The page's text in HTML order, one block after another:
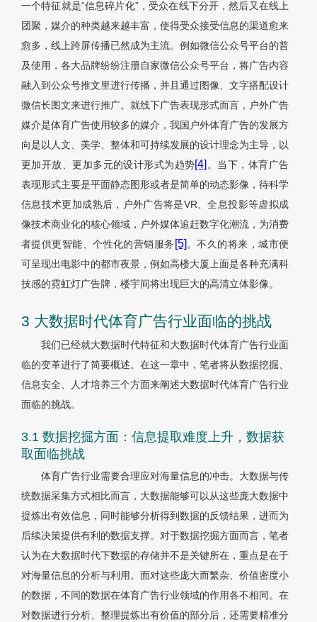
一个特征就是“信息碎片化”，受众在线下分开，然后又在线上
团聚，媒介的种类越来越丰富，使得受众接受信息的渠道愈来
愈多，线上跨屏传播已然成为主流。例如微信公众号平台的普
及使用，各大品牌纷纷注册自家微信公众号平台，将广告内容
融入到公众号推文里进行传播，并且通过图像、文字搭配设计
微信长图文来进行推广。就线下广告表现形式而言，户外广告
媒介是体育广告使用较多的媒介，我国户外体育广告的发展方
向是以人文、美学、整体和可持续发展的设计理念为主导，以
更加开放、更加多元的设计形式为趋势[4] 。当下，体育广告
表现形式主要是平面静态图形或者是简单的动态影像，待科学
信息技术更加成熟后，户外广告将是VR、全息投影等虚拟成
像技术商业化的核心领域，户外媒体追赶数字化潮流，为消费
者提供更智能、个性化的营销服务 [5]。不久的将来，城市便
可呈现出电影中的都市夜景，例如高楼大厦上面是各种充满科
技感的霓虹灯广告牌，楼宇间将出现巨大的高清立体影像。
3 大数据时代体育广告行业面临的挑战
我们已经就大数据时代特征和大数据时代体育广告行业面
临的变革进行了简要概述。在这一章中，笔者将从数据挖掘、
信息安全、人才培养三个方面来阐述大数据时代体育广告行业
面临的挑战。
3.1 数据挖掘方面：信息提取难度上升，数据获
取面临挑战
体育广告行业需要合理应对海量信息的冲击。大数据与传
统数据采集方式相比而言，大数据能够可以从这些庞大数据中
提炼出有效信息，同时能够分析得到数据的反馈结果，进而为
后续决策提供有利的数据支撑。对于数据挖掘方面而言，笔者
认为在大数据时代下数据的存储并不是关键所在，重点是在于
对海量信息的分析与利用。面对这些庞大而繁杂、价值密度小
的数据，不同的数据在体育广告行业领域的作用各不相同。在
对数据进行分析、整理提炼出有价值的部分后，还需要精准分